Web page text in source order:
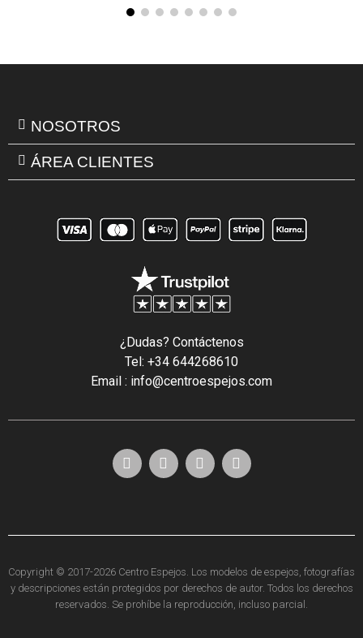
NOSOTROS
ÁREA CLIENTES
¿Dudas? Contáctenos
Tel: +34 644268610
Email : info@centroespejos.com
Copyright © 2017-2026 Centro Espejos. Los modelos de espejos, fotografías
y descripciones están protegidos por derechos de autor. Todos los derechos
reservados. Se prohíbe la reproducción, incluso parcial.